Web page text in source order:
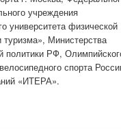
учреждения
университета физической
Министерства
политики РФ,
спорта
«ИТЕРА».